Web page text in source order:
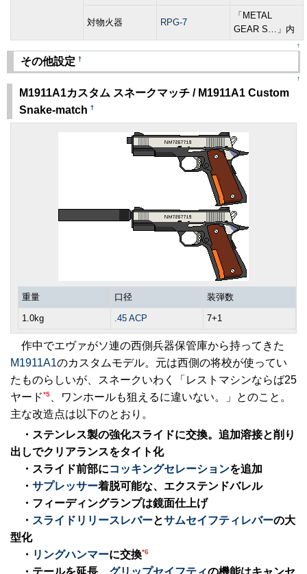
対物火器 RPG-7
「METAL
GEAR S…」内
↑
その他設定 †
↑
M1911A1カスタム スネークマッチ / M1911A1 Custom
Snake-match †
重量 口径 装弾数
1.0kg .45 ACP 7+1
作中でエヴァがソ連の西側兵器保管庫から持ってきた
M1911A1のカスタムモデル。元は西側の将校が使ってい
たものらしいが、スネークいわく「レストマシンならば25
ヤード*5
、ワンホールも狙えるに違いない。」とのこと。
主な改造点は以下のとおり。
・ステンレス製の強化スライドに交換。追加溶接と削り
出しでクリアランスをタイト化
・スライド前部にコッキングセレーションを追加
・ サプレッサー着脱可能な、エクステンドバレル
・フィーディングランプは鏡面仕上げ
・ スライドリリースレバーとサムセイフティレバーの大
型化
・ リングハンマーに交換*6
・テールを延長、 グリップセイフティの機能はキャンセ